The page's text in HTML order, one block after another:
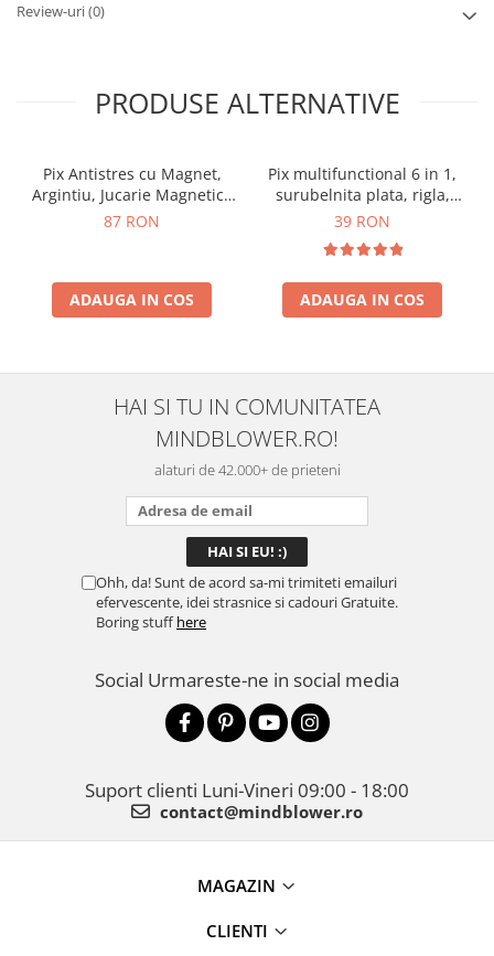
Review-uri(0)
PRODUSE ALTERNATIVE
Pix Antistres cu Magnet,
Argintiu, Jucarie Magnetica
pentru Birou
87 RON
ADAUGA IN COS
Pix multifunctional 6 in 1,
surubelnita plata, rigla,
capat touchscreen, nivela
39 RON
ADAUGA IN COS
HAI SI TU IN COMUNITATEA
MINDBLOWER.RO!
alaturi de 42.000+ de prieteni
Ohh, da! Sunt de acord sa-mi trimiteti emailuri
efervescente, idei strasnice si cadouri Gratuite.
Boring stuffhere
Social Urmareste-ne in social media
Suport clienti Luni-Vineri 09:00 - 18:00
contact@mindblower.ro
MAGAZIN
CLIENTI